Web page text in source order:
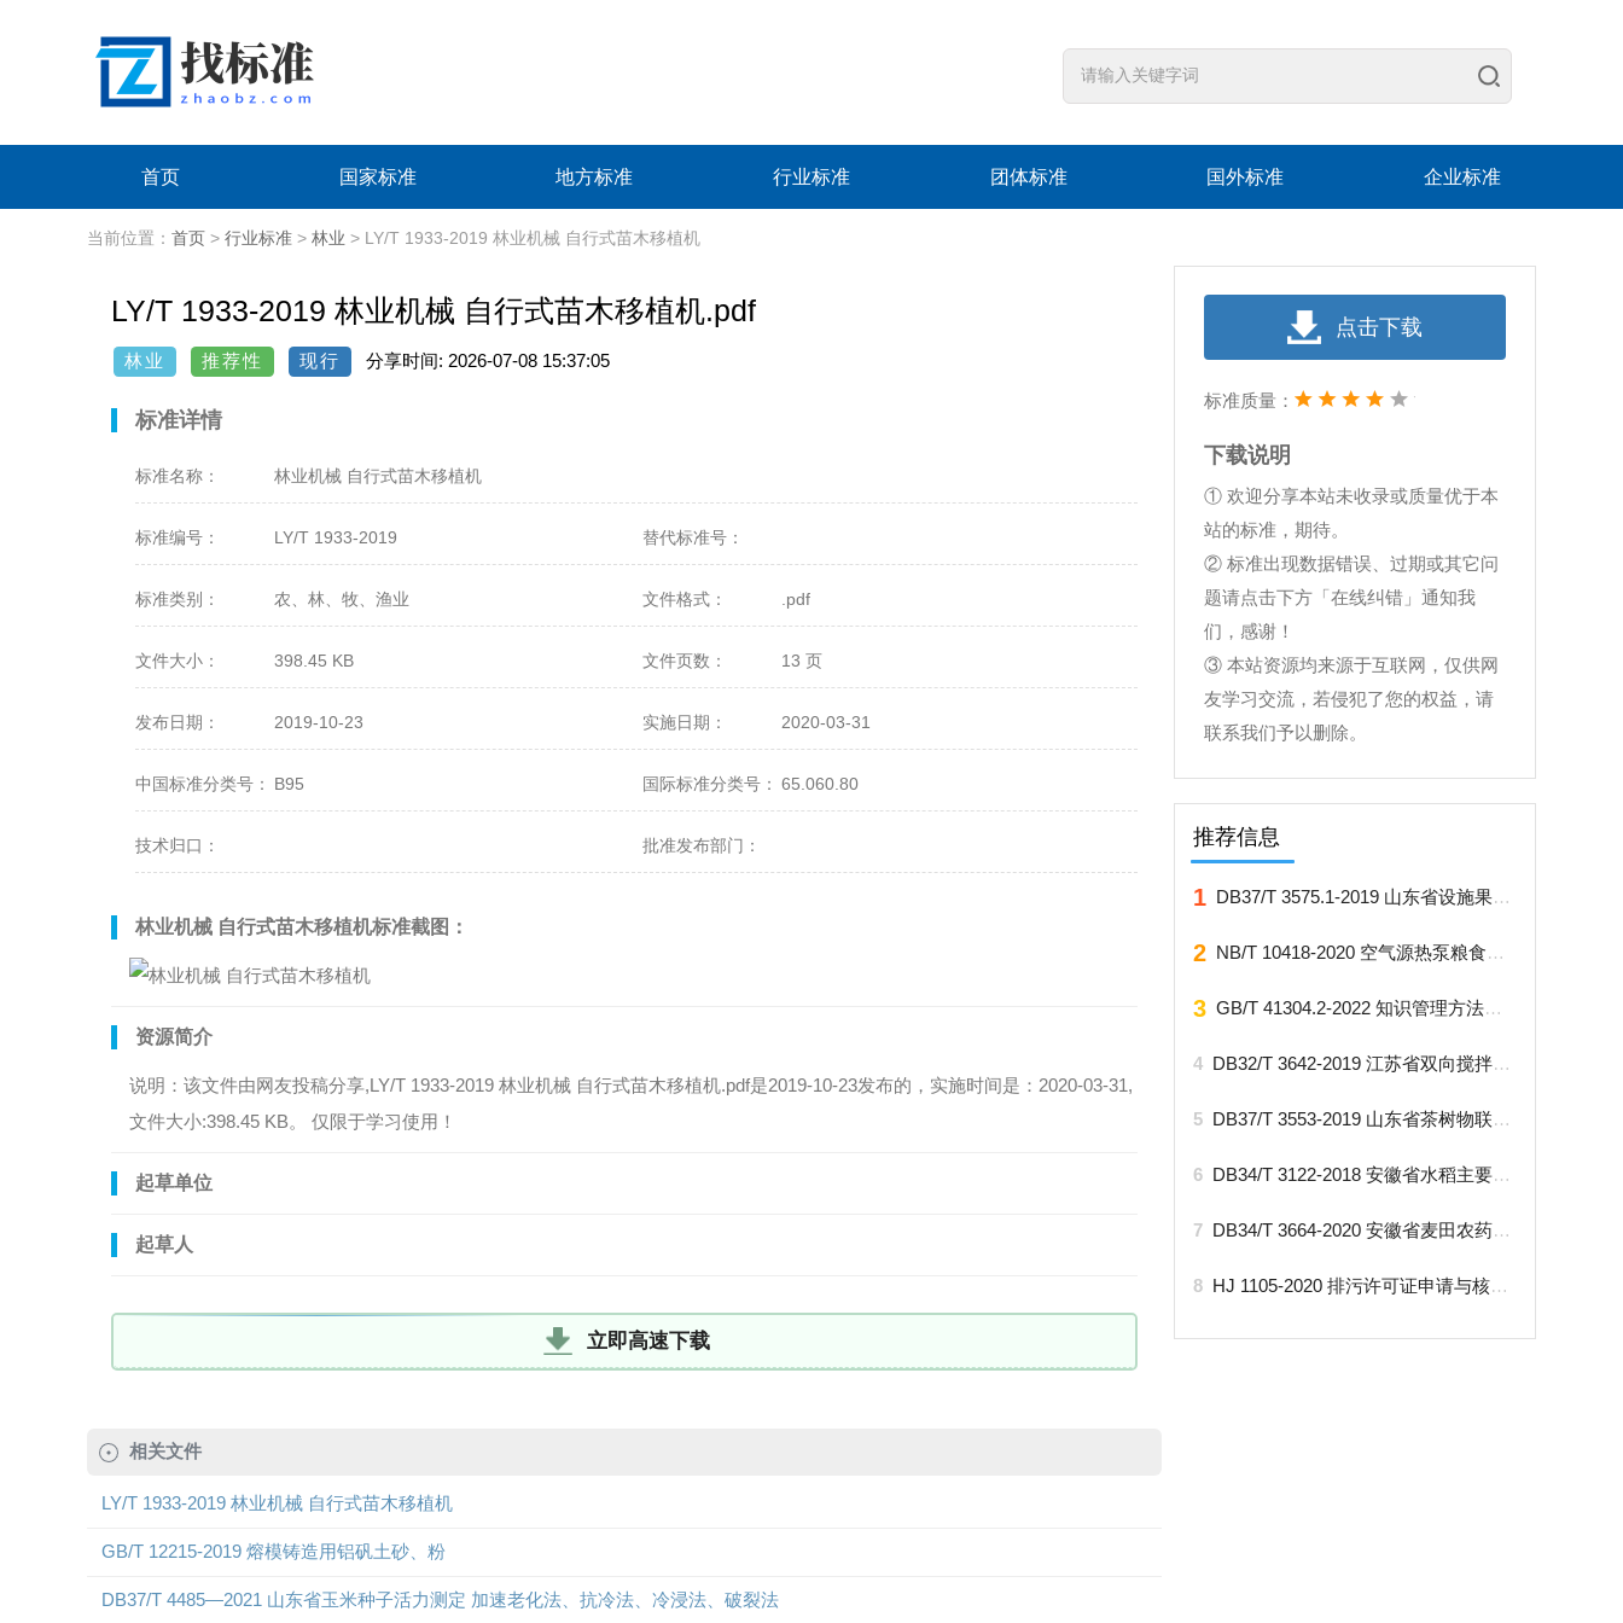
首页 国家标准 地方标准 行业标准 团体标准 国外标准 企业标准
当前位置： 首页 > 行业标准 > 林业 > LY/T 1933-2019 林业机械 自行式苗木移植机
LY/T 1933-2019 林业机械 自行式苗木移植机.pdf
林业 推荐性 现行 分享时间: 2026-07-08 15:37:05
标准详情
标准名称： 林业机械 自行式苗木移植机
标准编号： LY/T 1933-2019 替代标准号：
标准类别： 农、林、牧、渔业 文件格式： .pdf
文件大小： 398.45 KB 文件页数： 13 页
发布日期： 2019-10-23 实施日期： 2020-03-31
中国标准分类号： B95 国际标准分类号： 65.060.80
技术归口： 批准发布部门：
林业机械 自行式苗木移植机标准截图：
资源简介
说明：该文件由网友投稿分享,LY/T 1933-2019 林业机械 自行式苗木移植机.pdf是2019-10-23发布的，实施时间是：2020-03-31,
文件大小:398.45 KB。 仅限于学习使用！
起草单位
起草人
立即高速下载
相关文件
LY/T 1933-2019 林业机械 自行式苗木移植机
GB/T 12215-2019 熔模铸造用铝矾土砂、粉
DB37/T 4485—2021 山东省玉米种子活力测定 加速老化法、抗冷法、冷浸法、破裂法
点击下载
标准质量：
下载说明
① 欢迎分享本站未收录或质量优于本
站的标准，期待。
② 标准出现数据错误、过期或其它问
题请点击下方「在线纠错」通知我
们，感谢！
③ 本站资源均来源于互联网，仅供网
友学习交流，若侵犯了您的权益，请
联系我们予以删除。
推荐信息
1 DB37/T 3575.1-2019 山东省设施果菜生物防治技术规程 第1部分：丽蚜小蜂防治粉虱
2 NB/T 10418-2020 空气源热泵粮食烘干机
3 GB/T 41304.2-2022 知识管理方法和工具 第2部分：设计理性知识建模
4 DB32/T 3642-2019 江苏省双向搅拌粉喷桩复合地基技术规程
5 DB37/T 3553-2019 山东省茶树物联网平台数据采集规范
6 DB34/T 3122-2018 安徽省水稻主要气象灾害调查技术规范
7 DB34/T 3664-2020 安徽省麦田农药减量增效施用技术规程
8 HJ 1105-2020 排污许可证申请与核发技术规范 医疗机构